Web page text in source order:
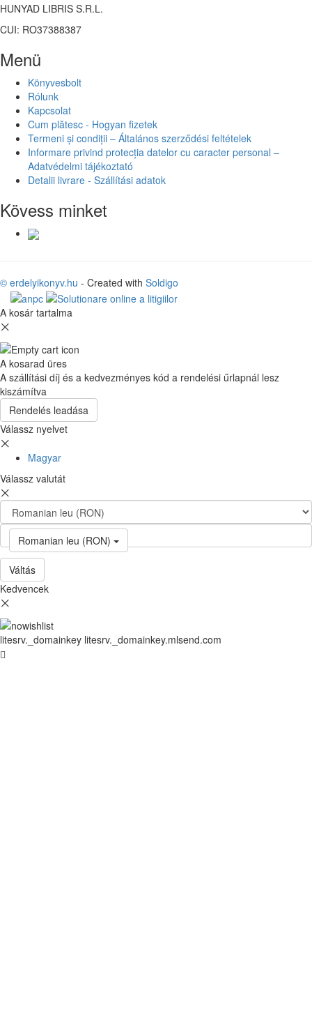
HUNYAD LIBRIS S.R.L.
CUI: RO37388387
Menü
Könyvesbolt
Rólunk
Kapcsolat
Cum plătesc - Hogyan fizetek
Termeni și condiții – Általános szerződési feltételek
Informare privind protecția datelor cu caracter personal –
Adatvédelmi tájékoztató
Detalii livrare - Szállítási adatok
Kövess minket
© erdelyikonyv.hu - Created with Soldigo
A kosár tartalma
A kosarad üres
A szállítási díj és a kedvezményes kód a rendelési űrlapnál lesz
kiszámítva
Rendelés leadása
Válassz nyelvet
Magyar
Válassz valutát
Romanian leu (RON)
Váltás
Kedvencek
litesrv._domainkey litesrv._domainkey.mlsend.com